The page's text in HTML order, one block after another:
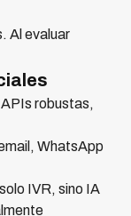
Al evaluar
APIs robustas,
WhatsApp
IVR, sino IA